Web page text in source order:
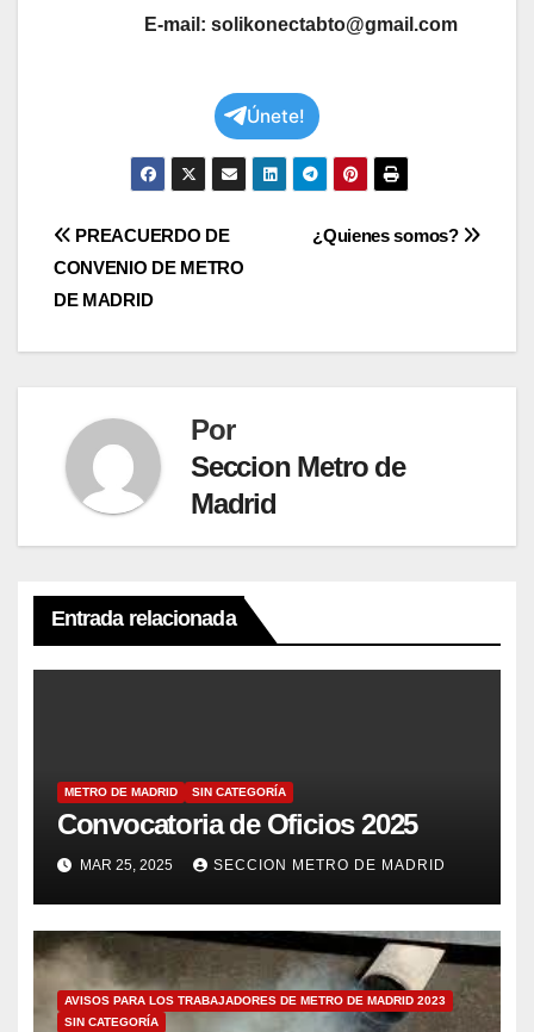
E-mail: solikonectabto@gmail.com
Únete!
Navegación
de
¿Quienes somos?
PREACUERDO DE
CONVENIO DE METRO
DE MADRID
Por
Seccion Metro de
Madrid
Entrada relacionada
METRO DE MADRID SIN CATEGORÍA
Convocatoria de Oficios 2025
MAR 25, 2025 SECCION METRO DE MADRID
AVISOS PARA LOS TRABAJADORES DE METRO DE MADRID 2023
SIN CATEGORÍA